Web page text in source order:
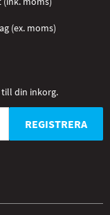
(ex. moms)
till din inkorg.
REGISTRERA